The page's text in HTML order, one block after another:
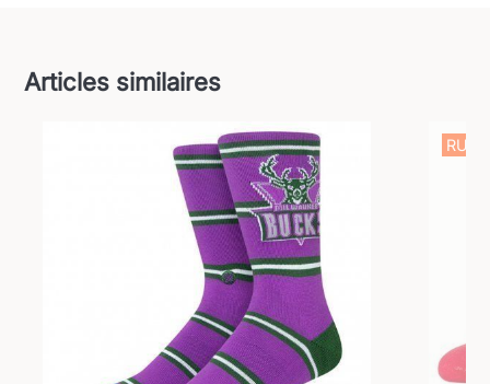
Articles similaires